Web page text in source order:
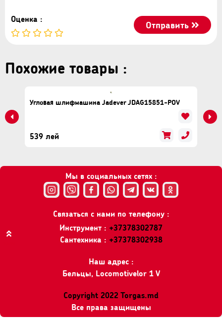
Похожие товары :
Угловая шлифмашина Jadever JDAG15851-POV
539 лей
Оценка :
Отправить
Мы в социальных сетях :
Связаться с нами по телефону :
Инструмент : +37378302787
Сантехника : +37378302938
Наш адрес :
Бельцы, Locomotivelor 1 V
Copyright 2022 Torgas.md
Все права защищены